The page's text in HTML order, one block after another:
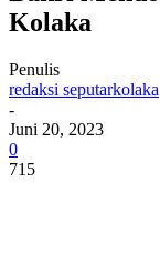
Kolaka
Penulis
redaksi seputarkolaka
-
Juni 20, 2023
0
715